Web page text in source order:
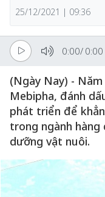
25/12/2021 | 09:36
0:00/ 0:00
(Ngày Nay) -
Mebipha, đánh
phát triển để
trong ngành hàng
dưỡng vật nuôi.